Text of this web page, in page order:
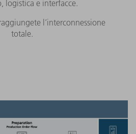
logistica e interfacce.
l’interconnessione
totale.